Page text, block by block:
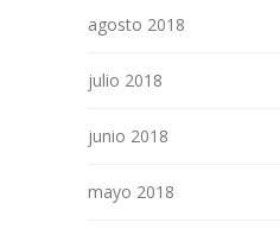
agosto 2018
julio 2018
junio 2018
mayo 2018